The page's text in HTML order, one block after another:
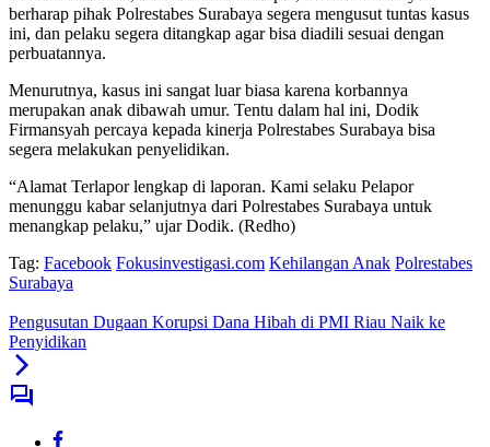
berharap pihak Polrestabes Surabaya segera mengusut tuntas kasus
ini, dan pelaku segera ditangkap agar bisa diadili sesuai dengan
perbuatannya.
Menurutnya, kasus ini sangat luar biasa karena korbannya
merupakan anak dibawah umur. Tentu dalam hal ini, Dodik
Firmansyah percaya kepada kinerja Polrestabes Surabaya bisa
segera melakukan penyelidikan.
“Alamat Terlapor lengkap di laporan. Kami selaku Pelapor
menunggu kabar selanjutnya dari Polrestabes Surabaya untuk
menangkap pelaku,” ujar Dodik. (Redho)
Tag: Facebook Fokusinvestigasi.com Kehilangan Anak Polrestabes
Surabaya
Pengusutan Dugaan Korupsi Dana Hibah di PMI Riau Naik ke
Penyidikan